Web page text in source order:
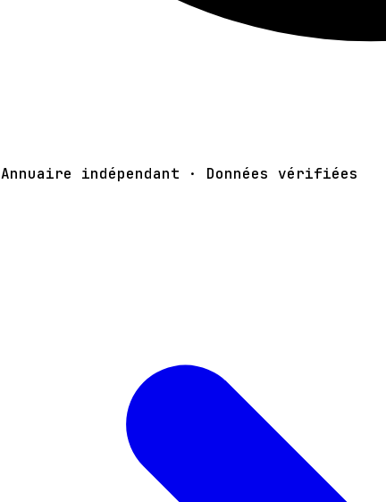
Annuaire indépendant · Données vérifiées